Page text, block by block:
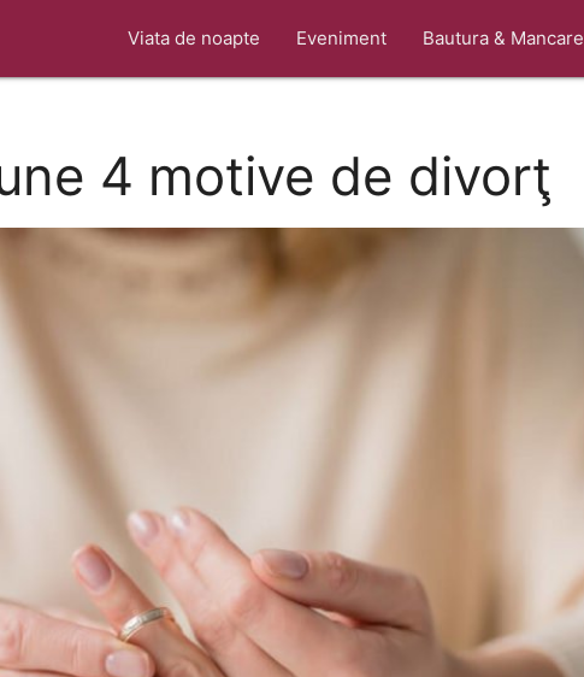
Viata de noapte Eveniment Bautura & Mancare
4 motive de divorţ